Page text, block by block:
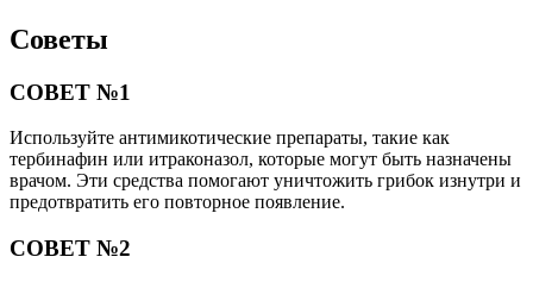
Советы
СОВЕТ №1
Используйте антимикотические препараты, такие как
тербинафин или итраконазол, которые могут быть назначены
врачом. Эти средства помогают уничтожить грибок изнутри и
предотвратить его повторное появление.
СОВЕТ №2